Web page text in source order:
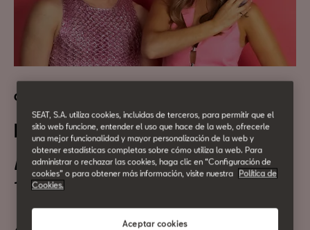
Cultura Urbana
Llego tarde tía, en directo
4 de Junio
19:00h
SEAT, S.A. utiliza cookies, incluidas de terceros, para permitir que el
sitio web funcione, entender el uso que hace de la web, ofrecerle
una mejor funcionalidad y mayor personalización de la web y
obtener estadísticas completas sobre cómo utiliza la web. Para
administrar o rechazar las cookies, haga clic en “Configuración de
cookies” o para obtener más información, visite nuestra Política de
Cookies.
Aceptar cookies